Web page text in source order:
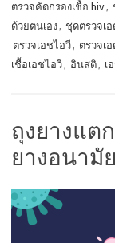
ตรวจคัดกรองเชื้อ hiv,
ด้วยตนเอง, ชุดตรวจเ
ตรวจเอชไอวี, ตรวจเ
เชื้อเอชไอวี, อินสติ, เ
ถุงยางแต
ยางอนามั